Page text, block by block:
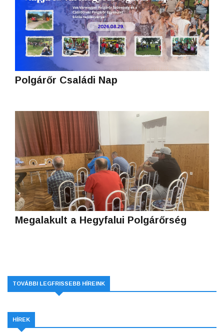
Polgárőr Családi Nap
Megalakult a Hegyfalui Polgárőrség
TOVÁBBI LEGFRISSEBB HÍREINK
HÍREK